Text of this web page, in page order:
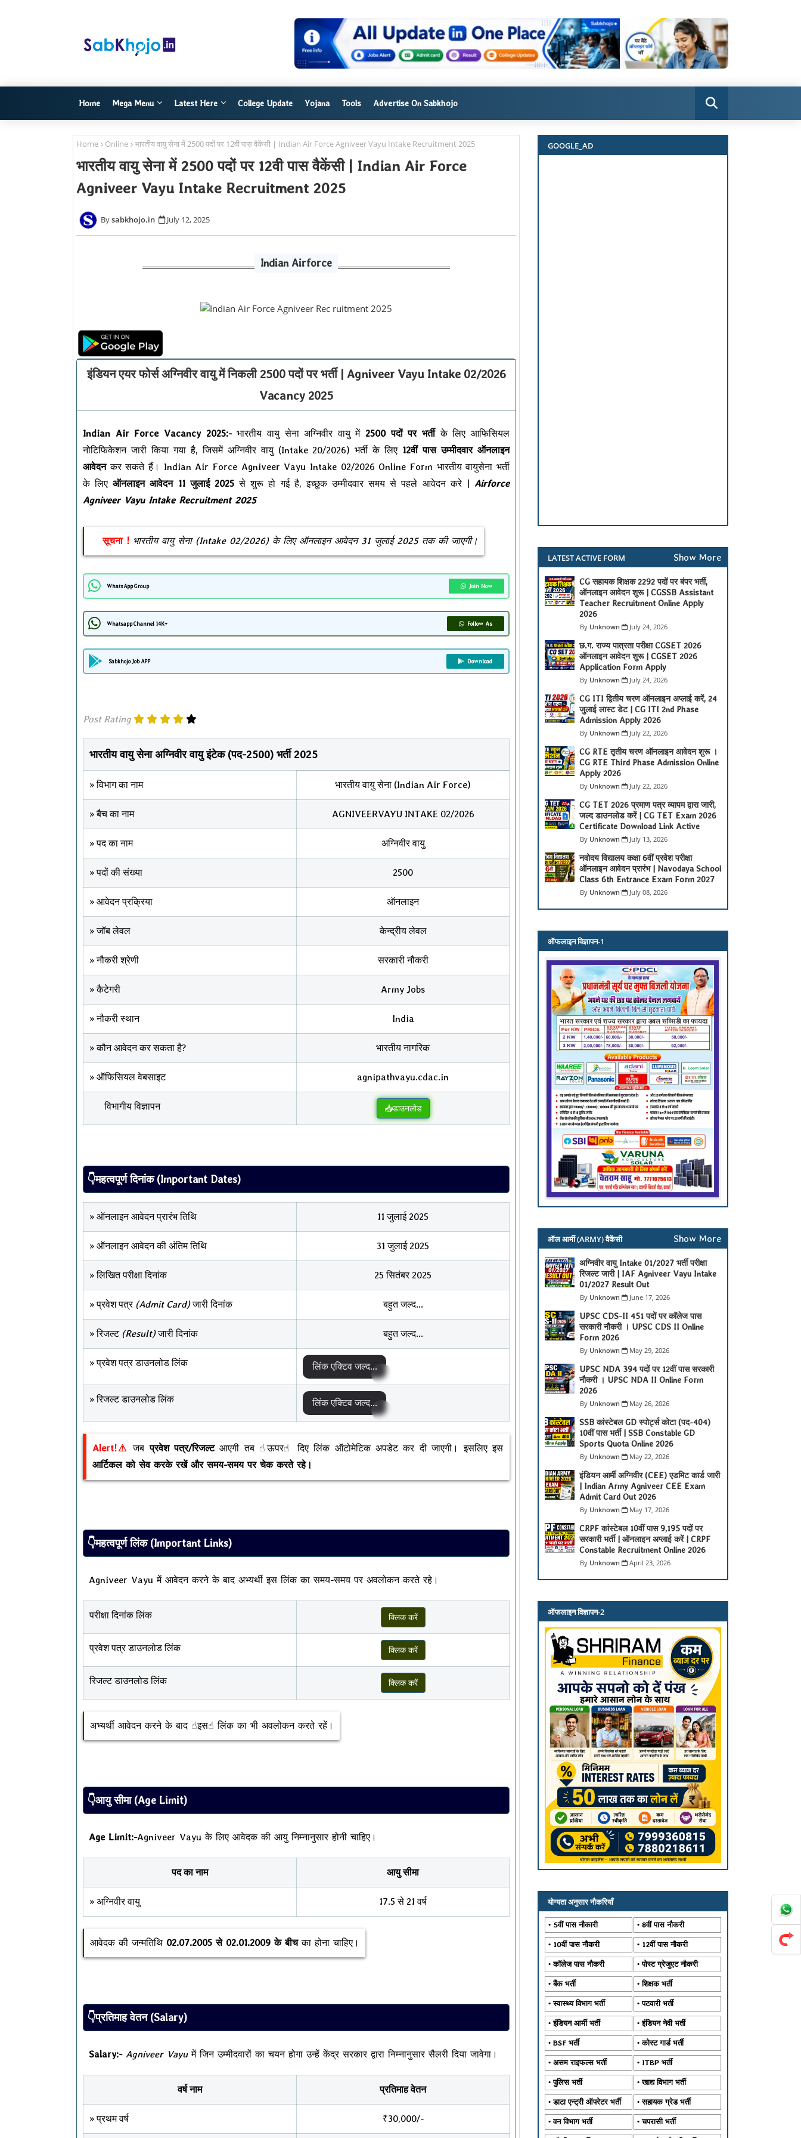
Home Mega Menu Latest Here College Update Yojana Tools Advertise On Sabkhojo
Home Online भारतीय वायु सेना में 2500 पदों पर 12वी पास वैकेंसी | Indian Air Force Agniveer Vayu Intake Recruitment 2025
भारतीय वायु सेना में 2500 पदों पर 12वी पास वैकेंसी | Indian Air Force
Agniveer Vayu Intake Recruitment 2025
sabkhojo.in July 12, 2025
Indian Airforce
इंडियन एयर फोर्स अग्निवीर वायु में निकली 2500 पदों पर भर्ती | Agniveer Vayu Intake 02/2026
Vacancy 2025
Indian Air Force Vacancy 2025:-भारतीय वायु सेना अग्निवीर वायु में 2500 पदों पर भर्तीके लिए आफिसियल
नोटिफिकेशन जारी किया गया है, जिसमें अग्निवीर वायु (Intake 20/2026) भर्ती के लिए 12वीं पास उम्मीदवार ऑनलाइन
आवेदनकर सकते हैं। Indian Air Force Agniveer Vayu Intake 02/2026 Online Form भारतीय वायुसेना भर्ती
के लिएऑनलाइन आवेदन 11 जुलाई 2025से शुरू हो गई है, इच्छुक उम्मीदवार समय से पहले आवेदन करे | Airforce
Agniveer Vayu Intake Recruitment 2025
सूचना ! भारतीय वायु सेना (Intake 02/2026) के लिए ऑनलाइन आवेदन 31 जुलाई 2025 तक की जाएगी।
WhatsApp Group Join Now
Whatsapp Channel 14K+ Follow As
Sabkhojo Job APP Download
Post Rating
भारतीय वायु सेना अग्निवीर वायु इंटेक (पद-2500) भर्ती 2025
» विभाग का नाम भारतीय वायु सेना (Indian Air Force)
» बैच का नाम AGNIVEERVAYU INTAKE 02/2026
» पद का नाम अग्निवीर वायु
» पदों की संख्या 2500
» आवेदन प्रक्रिया ऑनलाइन
» जॉब लेवल केन्द्रीय लेवल
» नौकरी श्रेणी सरकारी नौकरी
» कैटेगरी Army Jobs
» नौकरी स्थान India
» कौन आवेदन कर सकता है? भारतीय नागरिक
» ऑफिसियल वेबसाइट agnipathvayu.cdac.in
विभागीय विज्ञापन 📥डाउनलोड
👇महत्वपूर्ण दिनांक (Important Dates)
» ऑनलाइन आवेदन प्रारंभ तिथि 11 जुलाई 2025
» ऑनलाइन आवेदन की अंतिम तिथि 31 जुलाई 2025
» लिखित परीक्षा दिनांक 25 सितंबर 2025
» प्रवेश पत्र (Admit Card)जारी दिनांक बहुत जल्द...
» रिजल्ट (Result)जारी दिनांक बहुत जल्द...
» प्रवेश पत्र डाउनलोड लिंक लिंक एक्टिव जल्द...
» रिजल्ट डाउनलोड लिंक लिंक एक्टिव जल्द...
Alert!⚠ जबप्रवेश पत्र/रिजल्टआएगी तब ☝︎ऊपर☝︎ दिए लिंक ऑटोमेटिक अपडेट कर दी जाएगी। इसलिए इस
आर्टिकल को सेव करके रखें और समय-समय पर चेक करते रहे।
👇महत्वपूर्ण लिंक (Important Links)
Agniveer Vayu में आवेदन करने के बाद अभ्यर्थी इस लिंक का समय-समय पर अवलोकन करते रहे।
परीक्षा दिनांक लिंक क्लिक करें
प्रवेश पत्र डाउनलोड लिंक क्लिक करें
रिजल्ट डाउनलोड लिंक क्लिक करें
अभ्यर्थी आवेदन करने के बाद ☝︎इस☝︎ लिंक का भी अवलोकन करते रहें।
👇आयु सीमा (Age Limit)
Age Limit:-Agniveer Vayu के लिए आवेदक की आयु निम्नानुसार होनी चाहिए।
पद का नाम आयु सीमा
» अग्निवीर वायु 17.5 से 21 वर्ष
आवेदक की जन्मतिथि 02.07.2005 से 02.01.2009 के बीचका होना चाहिए।
👇प्रतिमाह वेतन (Salary)
Salary:- Agniveer Vayuमें जिन उम्मीदवारों का चयन होगा उन्हें केंद्र सरकार द्वारा निम्नानुसार सैलरी दिया जावेगा।
वर्ष नाम प्रतिमाह वेतन
» प्रथम वर्ष ₹30,000/-
GOOGLE_AD
LATEST ACTIVE FORM Show More
CG सहायक शिक्षक 2292 पदों पर बंपर भर्ती,
ऑनलाइन आवेदन शुरू | CGSSB Assistant
Teacher Recruitment Online Apply
2026
Unknown July 24, 2026
छ.ग. राज्य पात्रता परीक्षा CGSET 2026
ऑनलाइन आवेदन शुरू | CGSET 2026
Application Form Apply
Unknown July 24, 2026
CG ITI द्वितीय चरण ऑनलाइन अप्लाई करें, 24
जुलाई लास्ट डेट | CG ITI 2nd Phase
Admission Apply 2026
Unknown July 22, 2026
CG RTE तृतीय चरण ऑनलाइन आवेदन शुरू ।
CG RTE Third Phase Admission Online
Apply 2026
Unknown July 22, 2026
CG TET 2026 प्रमाण पत्र व्यापम द्वारा जारी,
जल्द डाउनलोड करें | CG TET Exam 2026
Certificate Download Link Active
Unknown July 13, 2026
नवोदय विद्यालय कक्षा 6वीं प्रवेश परीक्षा
ऑनलाइन आवेदन प्रारंभ | Navodaya School
Class 6th Entrance Exam Form 2027
Unknown July 08, 2026
ऑफलाइन विज्ञापन-1
ऑल आर्मी (ARMY) वैकेंसी Show More
अग्निवीर वायु Intake 01/2027 भर्ती परीक्षा
रिजल्ट जारी | IAF Agniveer Vayu Intake
01/2027 Result Out
Unknown June 17, 2026
UPSC CDS-II 451 पदों पर कॉलेज पास
सरकारी नौकरी । UPSC CDS II Online
Form 2026
Unknown May 29, 2026
UPSC NDA 394 पदों पर 12वीं पास सरकारी
नौकरी । UPSC NDA II Online Form
2026
Unknown May 26, 2026
SSB कांस्टेबल GD स्पोर्ट्स कोटा (पद-404)
10वीं पास भर्ती | SSB Constable GD
Sports Quota Online 2026
Unknown May 22, 2026
इंडियन आर्मी अग्निवीर (CEE) एडमिट कार्ड जारी
| Indian Army Agniveer CEE Exam
Admit Card Out 2026
Unknown May 17, 2026
CRPF कांस्टेबल 10वीं पास 9,195 पदों पर
सरकारी भर्ती | ऑनलाइन अप्लाई करें | CRPF
Constable Recruitment Online 2026
Unknown April 23, 2026
ऑफलाइन विज्ञापन-2
योग्यता अनुसार नौकरियाँ
5वीं पास नौकारी 8वीं पास नौकरी
10वीं पास नौकरी 12वीं पास नौकरी
कॉलेज पास नौकरी पोस्ट ग्रेजुएट नौकरी
बैंक भर्ती शिक्षक भर्ती
स्वास्थ्य विभाग भर्ती पटवारी भर्ती
इंडियन आर्मी भर्ती इंडियन नेवी भर्ती
BSF भर्ती कोस्ट गार्ड भर्ती
असम राइफल्स भर्ती ITBP भर्ती
पुलिस भर्ती खाद्य विभाग भर्ती
डाटा एन्ट्री ऑपरेटर भर्ती सहायक ग्रेड भर्ती
वन विभाग भर्ती चपरासी भर्ती